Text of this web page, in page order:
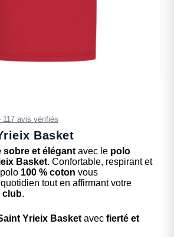
avis vérifiés
Basket
sobre et élégant avec le polo
Basket. Confortable, respirant et
100 % coton vous
tout en affirmant votre
club.
Yrieix Basket avec fierté et